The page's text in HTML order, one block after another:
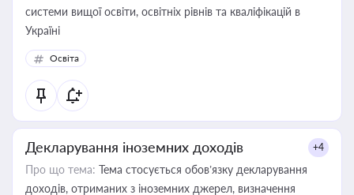
системи вищої освіти, освітніх рівнів та кваліфікацій в
Україні
Освіта
Декларування іноземних доходів +4
Про що тема: Тема стосується обов’язку декларування
доходів, отриманих з іноземних джерел, визначення